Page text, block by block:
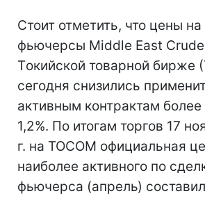
Стоит отметить, что цены
фьючерсы Middle East
Tокийской товарной бирже
сегодня снизились
активным контрактам
1,2%. По итогам торгов 17
г. на TOCOM официальная
наиболее активного по
фьючерса (апрель)